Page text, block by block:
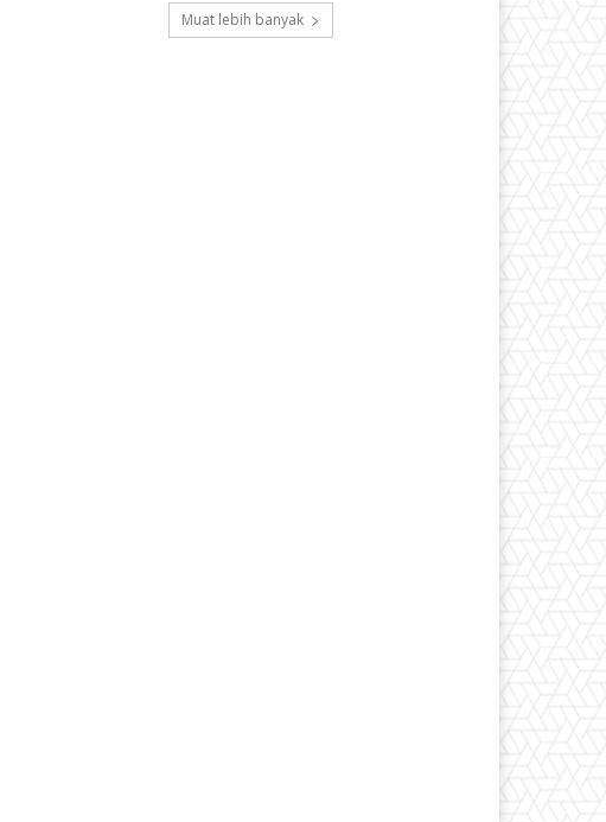
Muat lebih banyak